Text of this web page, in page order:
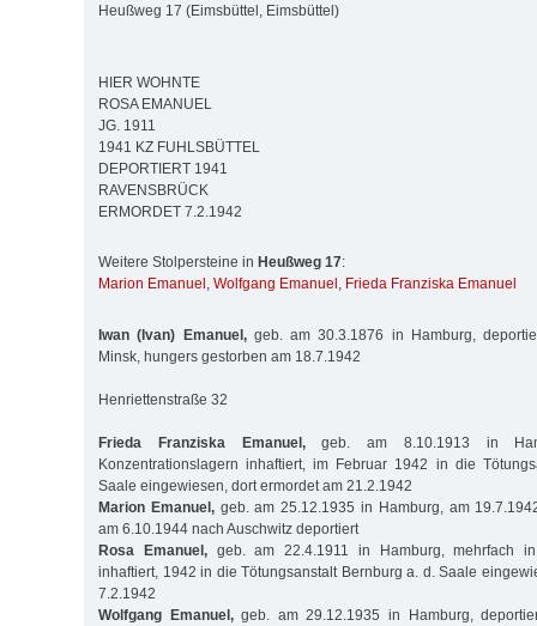
Heußweg 17 (Eimsbüttel, Eimsbüttel)
HIER WOHNTE
ROSA EMANUEL
JG. 1911
1941 KZ FUHLSBÜTTEL
DEPORTIERT 1941
RAVENSBRÜCK
ERMORDET 7.2.1942
Weitere Stolpersteine in Heußweg 17:
Marion Emanuel , Wolfgang Emanuel , Frieda Franziska Emanuel
Iwan (Ivan) Emanuel,geb. am 30.3.1876 in Hamburg,
Minsk, hungers gestorben am 18.7.1942
Henriettenstraße 32
Frieda Franziska Emanuel,geb. am 8.10.1913 in
Konzentrationslagern inhaftiert, im Februar 1942 in die
Saale eingewiesen, dort ermordet am 21.2.1942
Marion Emanuel,geb. am 25.12.1935 in Hamburg, am
am 6.10.1944 nach Auschwitz deportiert
Rosa Emanuel,geb. am 22.4.1911 in Hamburg, mehrfach in
inhaftiert, 1942 in die Tötungsanstalt Bernburg a. d. Saale
7.2.1942
Wolfgang Emanuel,geb. am 29.12.1935 in Hamburg,